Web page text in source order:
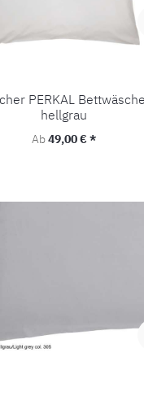
PERKAL
hellgrau
Regulärer Preis:
Ab49,00 € *